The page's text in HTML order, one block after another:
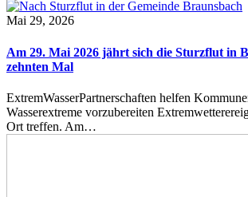
Mai 29, 2026
Am 29. Mai 2026 jährt sich die Sturzflut in
zehnten Mal
ExtremWasserPartnerschaften helfen
Wasserextreme vorzubereiten
Ort treffen. Am…